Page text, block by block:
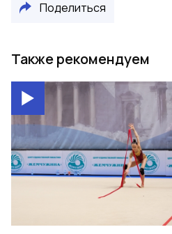
Поделиться
Также рекомендуем